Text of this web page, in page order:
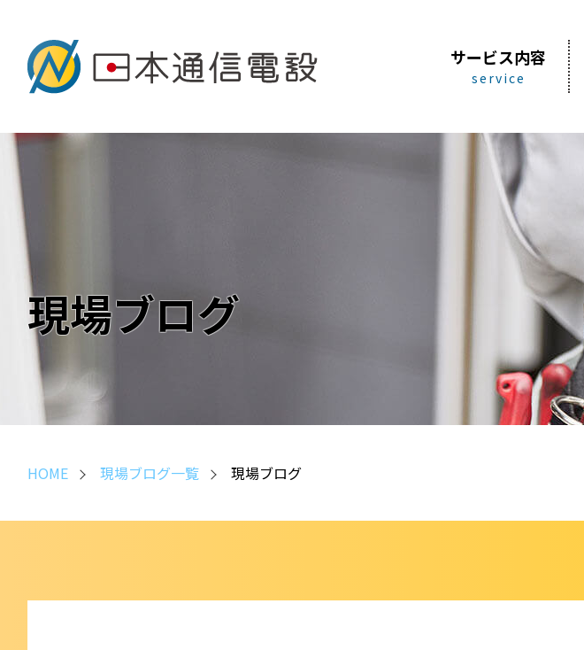
サービス内容
service
現場ブログ
HOME 現場ブログ一覧 現場ブログ